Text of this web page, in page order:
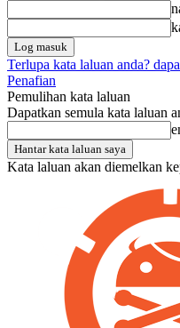
Terlupa kata laluan anda?
Penafian
Pemulihan kata laluan
Dapatkan semula kata laluan
Kata laluan akan diemelkan